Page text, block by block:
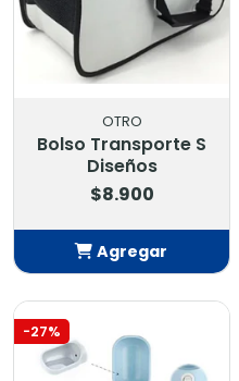
OTRO
Bolso Transporte S
Diseños
$8.900
Agregar
Añadido
-27%